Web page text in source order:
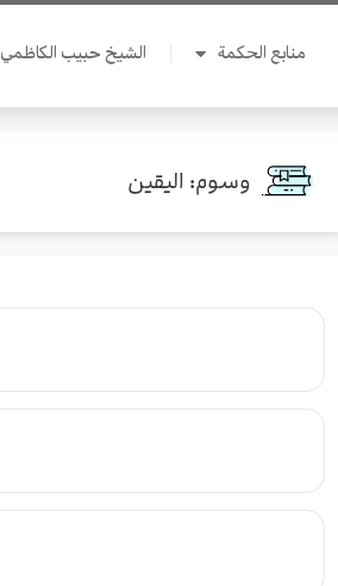
منابع الحكمة الشيخ حبيب الكاظمي
وسوم: اليقين